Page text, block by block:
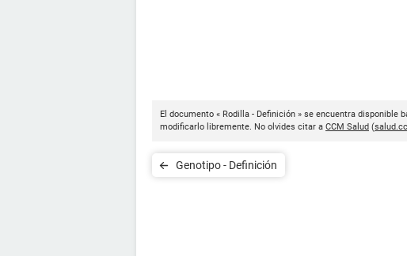
El documento « Rodilla - Definición » se encuentra disponible
modificarlo libremente. No olvides citar a CCM Salud (
Genotipo - Definición